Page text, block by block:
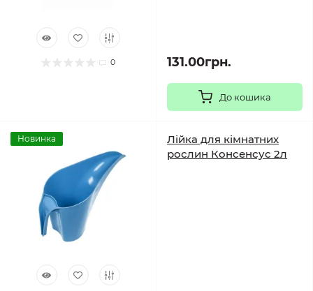
0 131.00грн.
До кошика
Новинка
Лійка для кімнатних
рослин Консенсус 2л